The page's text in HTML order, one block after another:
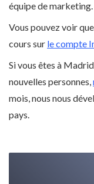
équipe de marketing.
Vous pouvez voir
cours sur le compte
Si vous êtes à
nouvelles personnes,
mois, nous nous
pays.